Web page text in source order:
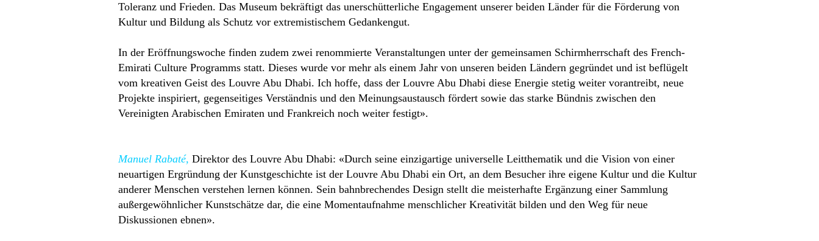
Toleranz und Frieden. Das Museum bekräftigt das unerschütterliche Engagement unserer beiden Länder für die Förderung von
Kultur und Bildung als Schutz vor extremistischem Gedankengut.
In der Eröffnungswoche finden zudem zwei renommierte Veranstaltungen unter der gemeinsamen Schirmherrschaft des French-
Emirati Culture Programms statt. Dieses wurde vor mehr als einem Jahr von unseren beiden Ländern gegründet und ist beflügelt
vom kreativen Geist des Louvre Abu Dhabi. Ich hoffe, dass der Louvre Abu Dhabi diese Energie stetig weiter vorantreibt, neue
Projekte inspiriert, gegenseitiges Verständnis und den Meinungsaustausch fördert sowie das starke Bündnis zwischen den
Vereinigten Arabischen Emiraten und Frankreich noch weiter festigt».
Manuel Rabaté, Direktor des Louvre Abu Dhabi: «Durch seine einzigartige universelle Leitthematik und die Vision von einer
neuartigen Ergründung der Kunstgeschichte ist der Louvre Abu Dhabi ein Ort, an dem Besucher ihre eigene Kultur und die Kultur
anderer Menschen verstehen lernen können. Sein bahnbrechendes Design stellt die meisterhafte Ergänzung einer Sammlung
außergewöhnlicher Kunstschätze dar, die eine Momentaufnahme menschlicher Kreativität bilden und den Weg für neue
Diskussionen ebnen».